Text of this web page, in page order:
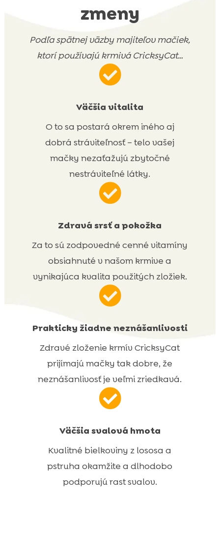
zmeny
Podľa spätnej väzby majiteľov mačiek,
ktorí používajú krmivá CricksyCat…

Väčšia vitalita
O to sa postará okrem iného aj
dobrá stráviteľnosť – telo vašej
mačky nezaťažujú zbytočné
nestráviteľné látky.

Zdravá srsť a pokožka
Za to sú zodpovedné cenné vitamíny
obsiahnuté v našom krmive a
vynikajúca kvalita použitých zložiek.

Prakticky žiadne neznášanlivosti
Zdravé zloženie krmív CricksyCat
prijímajú mačky tak dobre, že
neznášanlivosť je veľmi zriedkavá.

Väčšia svalová hmota
Kvalitné bielkoviny z lososa a
pstruha okamžite a dlhodobo
podporujú rast svalov.